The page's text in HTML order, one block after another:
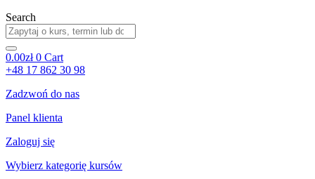
Search
0.00zł 0 Cart
+48 17 862 30 98
Zadzwoń do nas
Panel klienta
Zaloguj się
Wybierz kategorię kursów